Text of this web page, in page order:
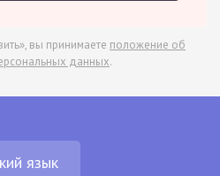
вы принимаете положение об
данных.
язык